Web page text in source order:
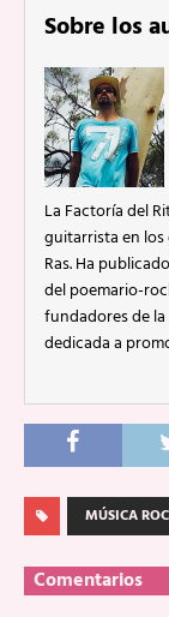
Sobre los
La Factoría del
guitarrista en los
Ras. Ha
del poemario-
fundadores de
dedicada a
MÚSICA
Comentarios